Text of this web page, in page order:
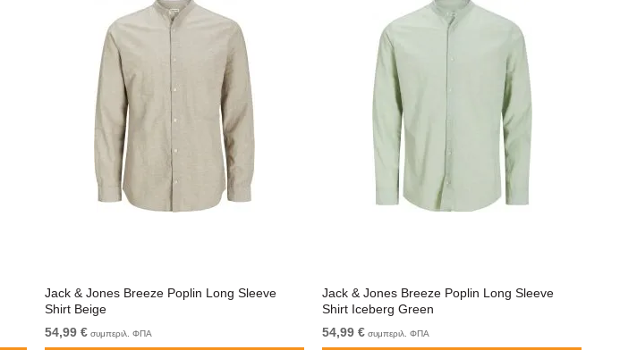
Jack & Jones Breeze Poplin Long Sleeve
Shirt Beige
54,99 € συμπεριλ. ΦΠΑ
Jack & Jones Breeze Poplin Long Sleeve
Shirt Iceberg Green
54,99 € συμπεριλ. ΦΠΑ